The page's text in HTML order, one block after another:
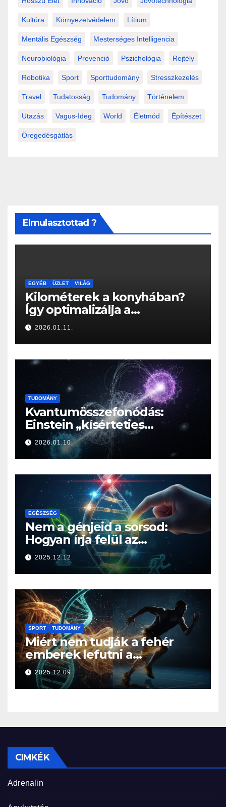
Kultúra Környezetvédelem Lítium
Mentális Egészség Mesterséges Intelligencia
Neurobiológia Prevenció Pszichológia Rejtély
Robotika Sport Sporttudomány Stresszkezelés
Travel Tudatosság Tudomány Történelem
Utazás Vagus-Ideg World Életmód Építészet
Öregedésgátlás
Elmulasztottad ?
EGYÉB ÜZLET VILÁG
Kilométerek a konyhában?
Így optimalizálja a
Konyhabútor Guru az
otthonod mozgásközpontját
2026.01.11.
TUDOMÁNY
Kvantumösszefonódás:
Einstein „kísérteties
távolhatása” a valóság
határán
2026.01.10.
EGÉSZSÉG
Nem a génjeid a sorsod:
Hogyan írja felül az
életmódod az örökségedet?
2025.12.12.
SPORT TUDOMÁNY
Miért nem tudják a fehér
emberek lefutni a
jamaicaiakat? A sprintelés
genetikája
2025.12.09.
CIMKÉK
Adrenalin